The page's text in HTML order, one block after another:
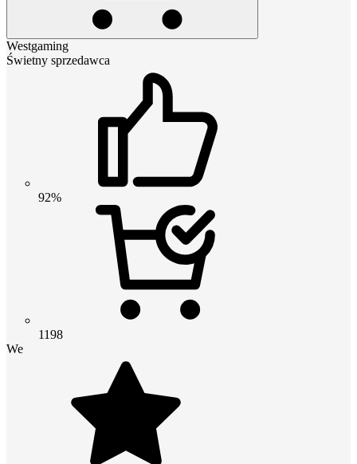
Westgaming
Świetny sprzedawca
92%
1198
We